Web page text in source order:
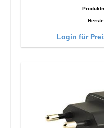
Login für